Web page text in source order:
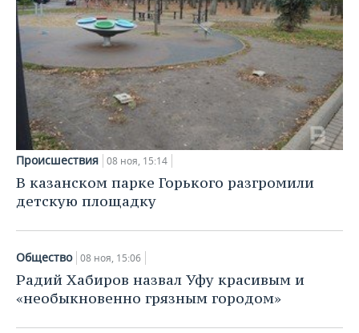
Происшествия 08 ноя, 15:14
В казанском парке Горького разгромили
детскую площадку
Общество 08 ноя, 15:06
Радий Хабиров назвал Уфу красивым и
«необыкновенно грязным городом»